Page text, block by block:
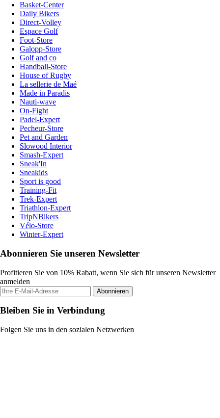
Basket-Center
Daily Bikers
Direct-Volley
Espace Golf
Foot-Store
Galopp-Store
Golf and co
Handball-Store
House of Rugby
La sellerie de Maé
Made in Paradis
Nauti-wave
On-Fight
Padel-Expert
Pecheur-Store
Pet and Garden
Slowood Interior
Smash-Expert
Sneak'In
Sneakids
Sport is good
Training-Fit
Trek-Expert
Triathlon-Expert
TripNBikers
Vélo-Store
Winter-Expert
Abonnieren Sie unseren Newsletter
Profitieren Sie von 10% Rabatt, wenn Sie sich für unseren Newsletter
anmelden
Abonnieren
Bleiben Sie in Verbindung
Folgen Sie uns in den sozialen Netzwerken